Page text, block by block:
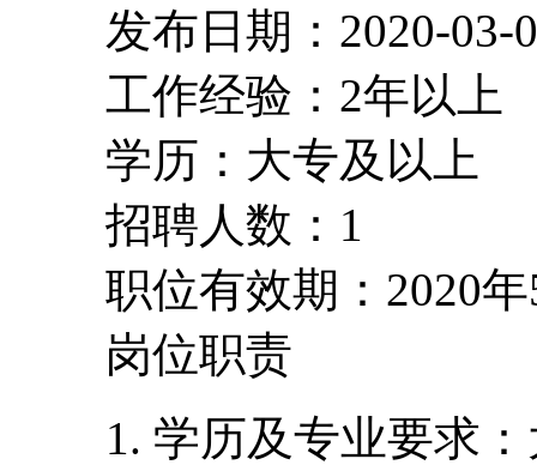
发布日期：2020-03-
工作经验：2年以上
学历：大专及以上
招聘人数：1
职位有效期：2020
岗位职责
1. 学历及专业要求